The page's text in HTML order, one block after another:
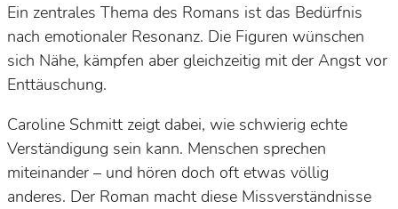
Ein zentrales Thema des Romans ist das Bedürfnis
nach emotionaler Resonanz. Die Figuren wünschen
sich Nähe, kämpfen aber gleichzeitig mit der Angst vor
Enttäuschung.
Caroline Schmitt zeigt dabei, wie schwierig echte
Verständigung sein kann. Menschen sprechen
miteinander – und hören doch oft etwas völlig
anderes. Der Roman macht diese Missverständnisse